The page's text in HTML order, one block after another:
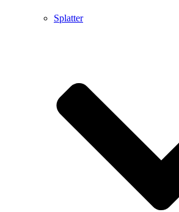
Splatter